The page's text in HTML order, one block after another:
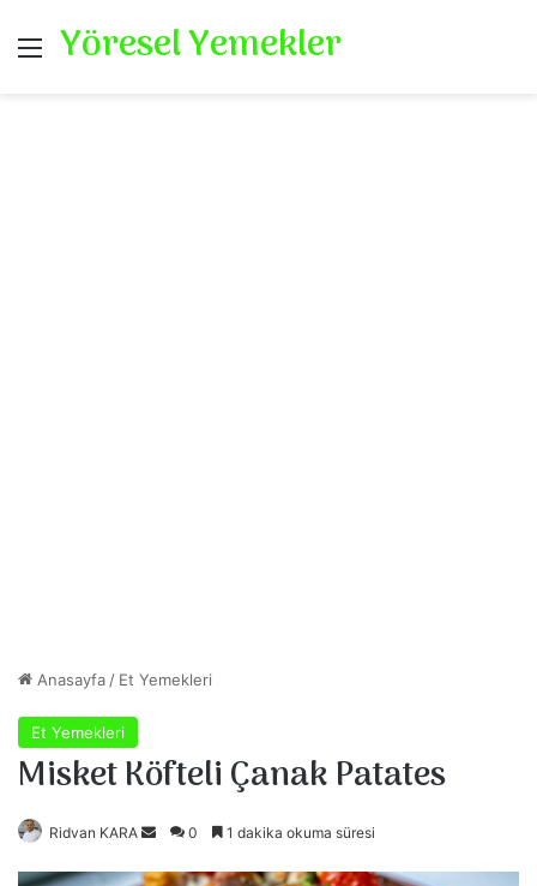
Menü
Yöresel Yemekler
Anasayfa / Et Yemekleri
Et Yemekleri
Misket Köfteli Çanak Patates
Ridvan KARA 0 1 dakika okuma süresi